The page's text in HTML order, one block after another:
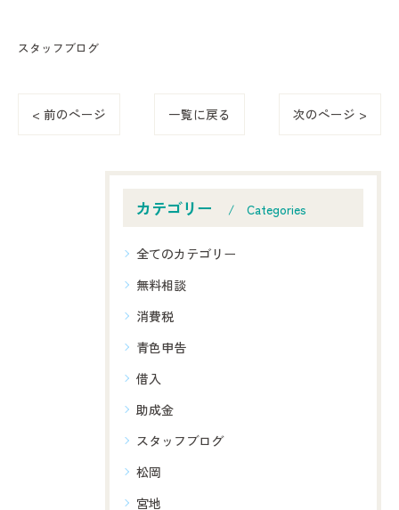
スタッフブログ
< 前のページ 一覧に戻る 次のページ >
カテゴリー Categories
全てのカテゴリー
無料相談
消費税
青色申告
借入
助成金
スタッフブログ
松岡
宮地